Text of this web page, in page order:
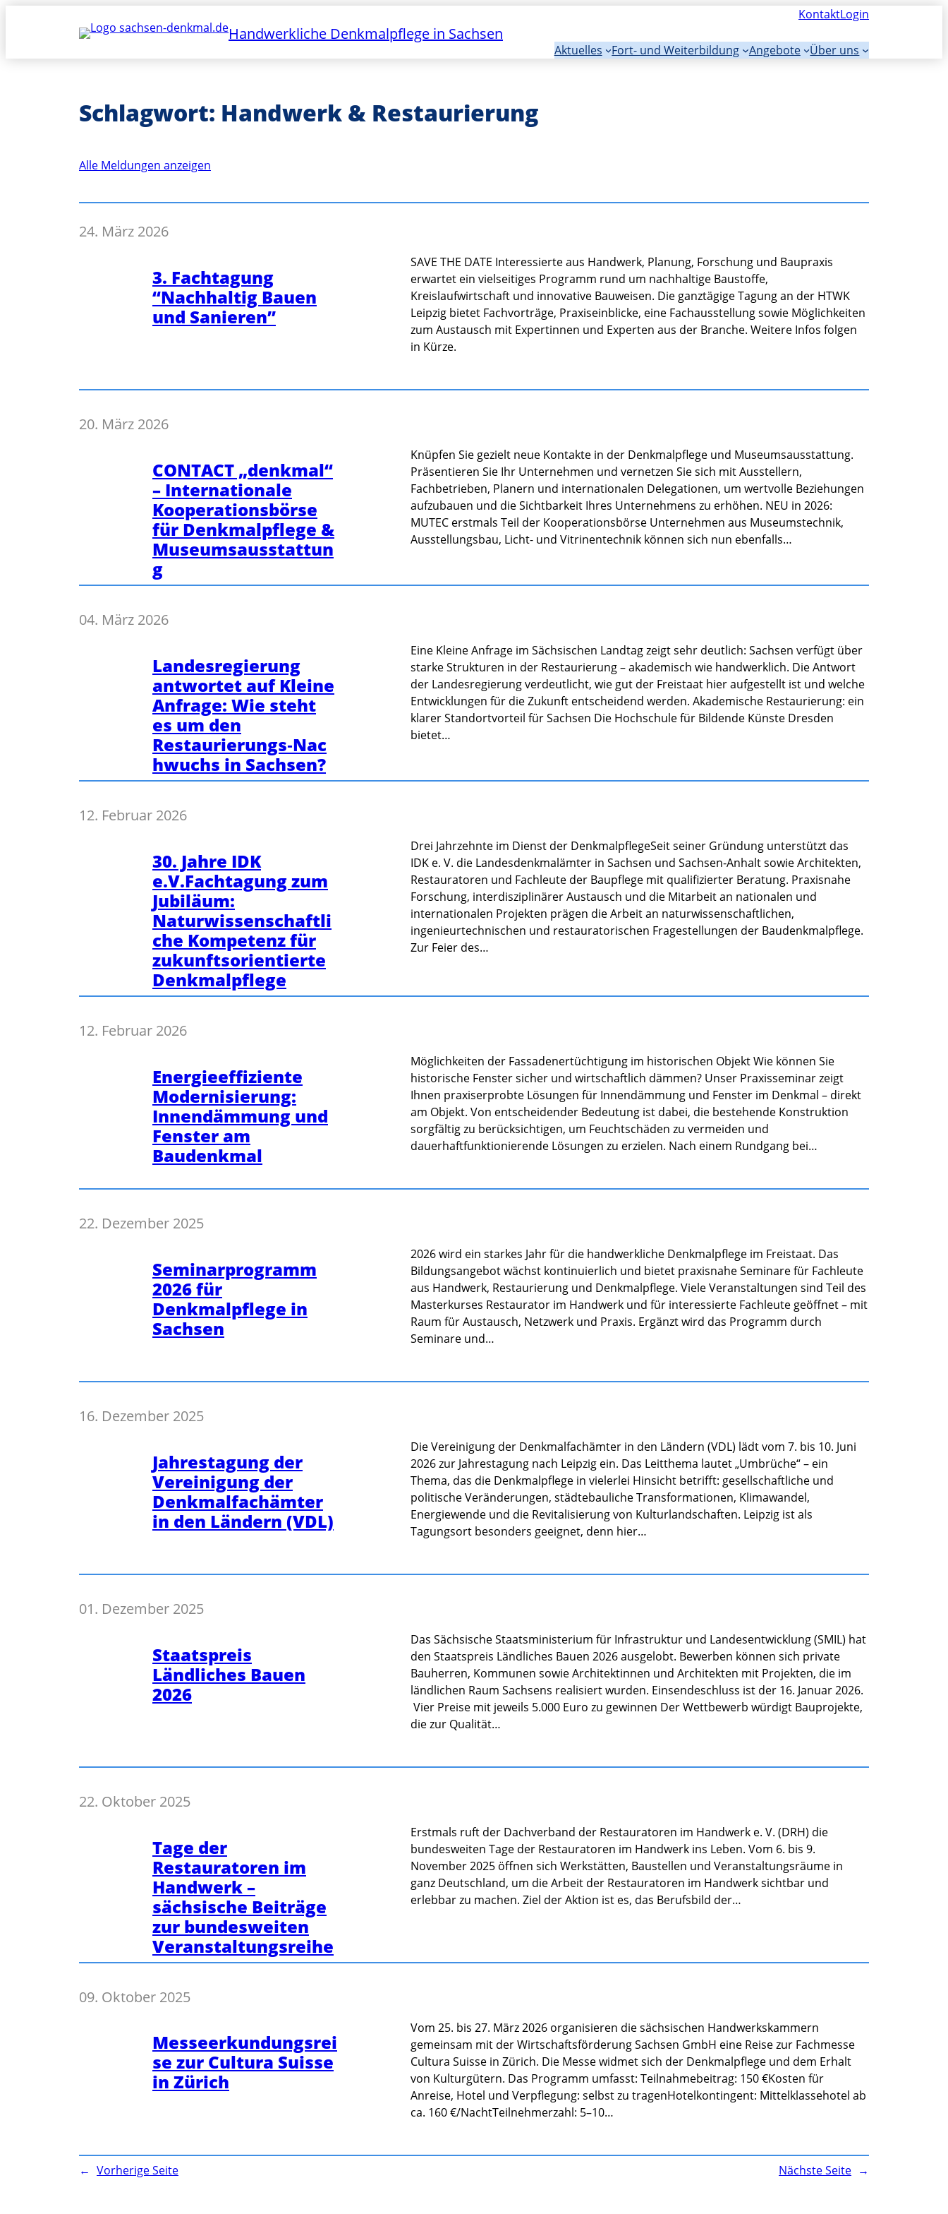
KontaktLogin
Handwerkliche Denkmalpflege in Sachsen
Aktuelles Fort- und Weiterbildung Angebote Über uns
Schlagwort: Handwerk & Restaurierung
Alle Meldungen anzeigen
24. März 2026
3. Fachtagung
“Nachhaltig Bauen
und Sanieren”
SAVE THE DATE Interessierte aus Handwerk, Planung, Forschung und Baupraxis
erwartet ein vielseitiges Programm rund um nachhaltige Baustoffe,
Kreislaufwirtschaft und innovative Bauweisen. Die ganztägige Tagung an der HTWK
Leipzig bietet Fachvorträge, Praxiseinblicke, eine Fachausstellung sowie Möglichkeiten
zum Austausch mit Expertinnen und Experten aus der Branche. Weitere Infos folgen
in Kürze.
20. März 2026
CONTACT „denkmal“
– Internationale
Kooperationsbörse
für Denkmalpflege &
Museumsausstattun
g
Knüpfen Sie gezielt neue Kontakte in der Denkmalpflege und Museumsausstattung.
Präsentieren Sie Ihr Unternehmen und vernetzen Sie sich mit Ausstellern,
Fachbetrieben, Planern und internationalen Delegationen, um wertvolle Beziehungen
aufzubauen und die Sichtbarkeit Ihres Unternehmens zu erhöhen. NEU in 2026:
MUTEC erstmals Teil der Kooperationsbörse Unternehmen aus Museumstechnik,
Ausstellungsbau, Licht- und Vitrinentechnik können sich nun ebenfalls…
04. März 2026
Landesregierung
antwortet auf Kleine
Anfrage: Wie steht
es um den
Restaurierungs‑Nac
hwuchs in Sachsen?
Eine Kleine Anfrage im Sächsischen Landtag zeigt sehr deutlich: Sachsen verfügt über
starke Strukturen in der Restaurierung – akademisch wie handwerklich. Die Antwort
der Landesregierung verdeutlicht, wie gut der Freistaat hier aufgestellt ist und welche
Entwicklungen für die Zukunft entscheidend werden. Akademische Restaurierung: ein
klarer Standortvorteil für Sachsen Die Hochschule für Bildende Künste Dresden
bietet…
12. Februar 2026
30. Jahre IDK
e.V.Fachtagung zum
Jubiläum:
Naturwissenschaftli
che Kompetenz für
zukunftsorientierte
Denkmalpflege
Drei Jahrzehnte im Dienst der DenkmalpflegeSeit seiner Gründung unterstützt das
IDK e. V. die Landesdenkmalämter in Sachsen und Sachsen‑Anhalt sowie Architekten,
Restauratoren und Fachleute der Baupflege mit qualifizierter Beratung. Praxisnahe
Forschung, interdisziplinärer Austausch und die Mitarbeit an nationalen und
internationalen Projekten prägen die Arbeit an naturwissenschaftlichen,
ingenieurtechnischen und restauratorischen Fragestellungen der Baudenkmalpflege.
Zur Feier des…
12. Februar 2026
Energieeffiziente
Modernisierung:
Innendämmung und
Fenster am
Baudenkmal
Möglichkeiten der Fassadenertüchtigung im historischen Objekt Wie können Sie
historische Fenster sicher und wirtschaftlich dämmen? Unser Praxisseminar zeigt
Ihnen praxiserprobte Lösungen für Innendämmung und Fenster im Denkmal – direkt
am Objekt. Von entscheidender Bedeutung ist dabei, die bestehende Konstruktion
sorgfältig zu berücksichtigen, um Feuchtschäden zu vermeiden und
dauerhaftfunktionierende Lösungen zu erzielen. Nach einem Rundgang bei…
22. Dezember 2025
Seminarprogramm
2026 für
Denkmalpflege in
Sachsen
2026 wird ein starkes Jahr für die handwerkliche Denkmalpflege im Freistaat. Das
Bildungsangebot wächst kontinuierlich und bietet praxisnahe Seminare für Fachleute
aus Handwerk, Restaurierung und Denkmalpflege. Viele Veranstaltungen sind Teil des
Masterkurses Restaurator im Handwerk und für interessierte Fachleute geöffnet – mit
Raum für Austausch, Netzwerk und Praxis. Ergänzt wird das Programm durch
Seminare und…
16. Dezember 2025
Jahrestagung der
Vereinigung der
Denkmalfachämter
in den Ländern (VDL)
Die Vereinigung der Denkmalfachämter in den Ländern (VDL) lädt vom 7. bis 10. Juni
2026 zur Jahrestagung nach Leipzig ein. Das Leitthema lautet „Umbrüche“ – ein
Thema, das die Denkmalpflege in vielerlei Hinsicht betrifft: gesellschaftliche und
politische Veränderungen, städtebauliche Transformationen, Klimawandel,
Energiewende und die Revitalisierung von Kulturlandschaften. Leipzig ist als
Tagungsort besonders geeignet, denn hier…
01. Dezember 2025
Staatspreis
Ländliches Bauen
2026
Das Sächsische Staatsministerium für Infrastruktur und Landesentwicklung (SMIL) hat
den Staatspreis Ländliches Bauen 2026 ausgelobt. Bewerben können sich private
Bauherren, Kommunen sowie Architektinnen und Architekten mit Projekten, die im
ländlichen Raum Sachsens realisiert wurden. Einsendeschluss ist der 16. Januar 2026.
Vier Preise mit jeweils 5.000 Euro zu gewinnen Der Wettbewerb würdigt Bauprojekte,
die zur Qualität…
22. Oktober 2025
Tage der
Restauratoren im
Handwerk –
sächsische Beiträge
zur bundesweiten
Veranstaltungsreihe
Erstmals ruft der Dachverband der Restauratoren im Handwerk e. V. (DRH) die
bundesweiten Tage der Restauratoren im Handwerk ins Leben. Vom 6. bis 9.
November 2025 öffnen sich Werkstätten, Baustellen und Veranstaltungsräume in
ganz Deutschland, um die Arbeit der Restauratoren im Handwerk sichtbar und
erlebbar zu machen. Ziel der Aktion ist es, das Berufsbild der…
09. Oktober 2025
Messeerkundungsrei
se zur Cultura Suisse
in Zürich
Vom 25. bis 27. März 2026 organisieren die sächsischen Handwerkskammern
gemeinsam mit der Wirtschaftsförderung Sachsen GmbH eine Reise zur Fachmesse
Cultura Suisse in Zürich. Die Messe widmet sich der Denkmalpflege und dem Erhalt
von Kulturgütern. Das Programm umfasst: Teilnahmebeitrag: 150 €Kosten für
Anreise, Hotel und Verpflegung: selbst zu tragenHotelkontingent: Mittelklassehotel ab
ca. 160 €/NachtTeilnehmerzahl: 5–10…
← Vorherige Seite Nächste Seite →